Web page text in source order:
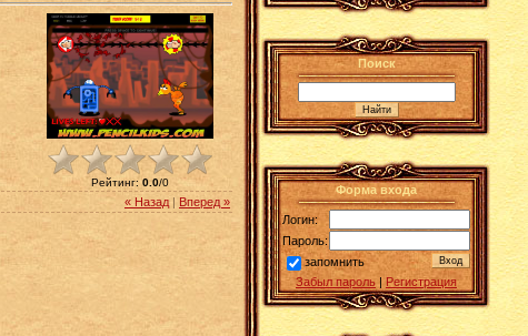
Рейтинг: 0.0/0
« Назад Вперед »
Поиск
Форма входа
Логин:
Пароль:
запомнить
Забыл пароль | Регистрация